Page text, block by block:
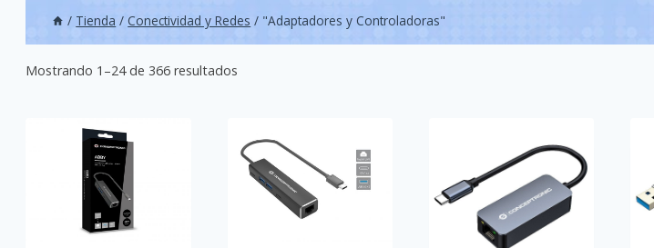
/ Tienda / Conectividad y Redes / "Adaptadores y Controladoras"
Mostrando 1–24 de 366 resultados